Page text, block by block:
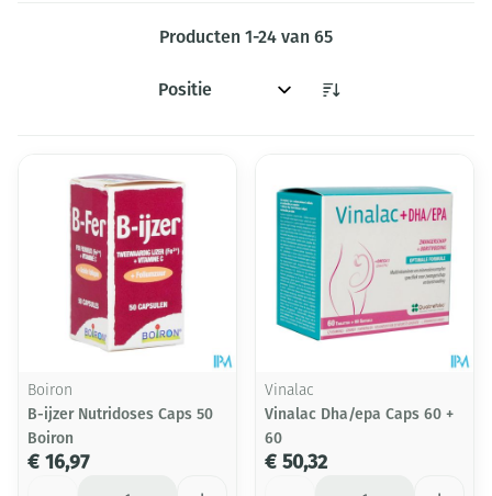
Producten 1-24 van 65
Sorteer op:
Boiron
B-ijzer Nutridoses Caps 50
Boiron
€ 16,97
Vinalac
Vinalac Dha/epa Caps 60 +
60
€ 50,32